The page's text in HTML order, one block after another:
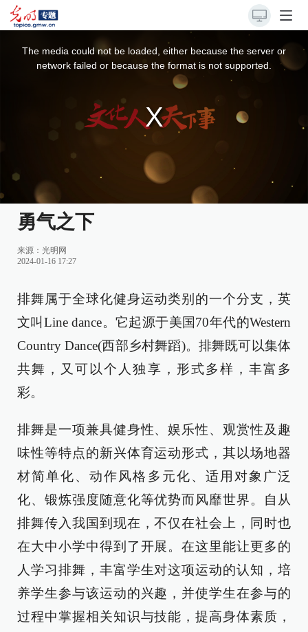
The media could not be loaded, either because the server or
network failed or because the format is not supported.
勇气之下
来源： 光明网
2024-01-16 17:27
排舞属于全球化健身运动类别的一个分支，英
文叫Line dance。它起源于美国70年代的Western
Country Dance(西部乡村舞蹈)。排舞既可以集体
共舞，又可以个人独享，形式多样，丰富多
彩。
排舞是一项兼具健身性、娱乐性、观赏性及趣
味性等特点的新兴体育运动形式，其以场地器
材简单化、动作风格多元化、适用对象广泛
化、锻炼强度随意化等优势而风靡世界。自从
排舞传入我国到现在，不仅在社会上，同时也
在大中小学中得到了开展。在这里能让更多的
人学习排舞，丰富学生对这项运动的认知，培
养学生参与该运动的兴趣，并使学生在参与的
过程中掌握相关知识与技能，提高身体素质，